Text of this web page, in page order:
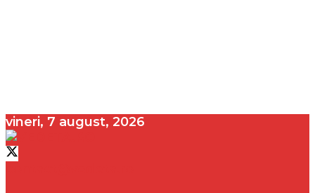
vineri, 7 august, 2026